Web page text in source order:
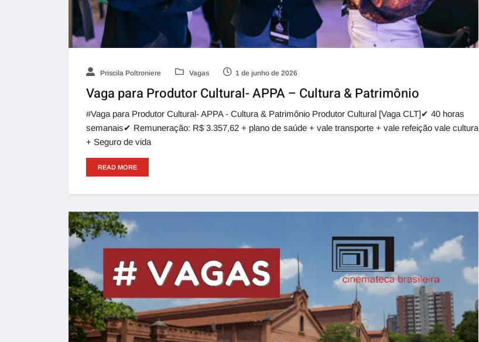
Priscila Poltroniere Vagas 1 de junho de 2026
Vaga para Produtor Cultural- APPA – Cultura & Patrimônio
#Vaga para Produtor Cultural- APPA - Cultura & Patrimônio Produtor Cultural [Vaga CLT]✔ 40 horas
semanais✔ Remuneração: R$ 3.357,62 + plano de saúde + vale transporte + vale refeição vale cultura
+ Seguro de vida
READ MORE